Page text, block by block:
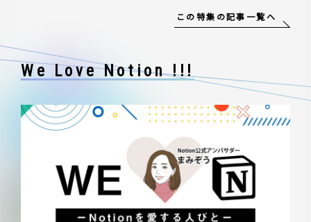
この特集の記事一覧へ
We Love Notion !!!